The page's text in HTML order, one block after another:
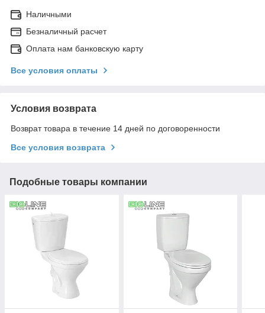
Наличными
Безналичный расчет
Оплата нам банковскую карту
Все условия оплаты
Условия возврата
Возврат товара в течение 14 дней по договоренности
Все условия возврата
Подобные товары компании